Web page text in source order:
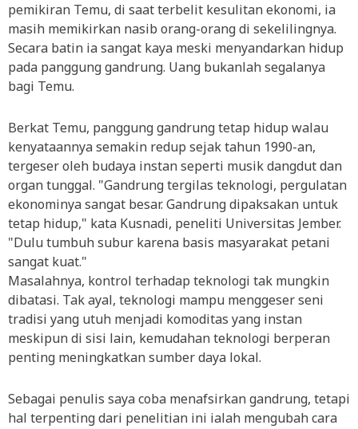
pemikiran Temu, di saat terbelit kesulitan ekonomi, ia
masih memikirkan nasib orang-orang di sekelilingnya.
Secara batin ia sangat kaya meski menyandarkan hidup
pada panggung gandrung. Uang bukanlah segalanya
bagi Temu.
Berkat Temu, panggung gandrung tetap hidup walau
kenyataannya semakin redup sejak tahun 1990-an,
tergeser oleh budaya instan seperti musik dangdut dan
organ tunggal. "Gandrung tergilas teknologi, pergulatan
ekonominya sangat besar. Gandrung dipaksakan untuk
tetap hidup," kata Kusnadi, peneliti Universitas Jember.
"Dulu tumbuh subur karena basis masyarakat petani
sangat kuat."
Masalahnya, kontrol terhadap teknologi tak mungkin
dibatasi. Tak ayal, teknologi mampu menggeser seni
tradisi yang utuh menjadi komoditas yang instan
meskipun di sisi lain, kemudahan teknologi berperan
penting meningkatkan sumber daya lokal.
Sebagai penulis saya coba menafsirkan gandrung, tetapi
hal terpenting dari penelitian ini ialah mengubah cara